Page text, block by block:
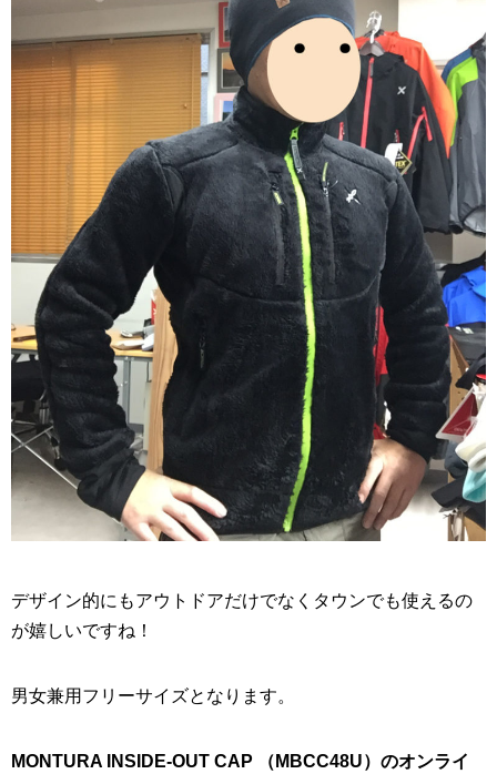
デザイン的にもアウトドアだけでなくタウンでも使えるの
が嬉しいですね！
男女兼用フリーサイズとなります。
MONTURA INSIDE-OUT CAP （MBCC48U）のオンライ